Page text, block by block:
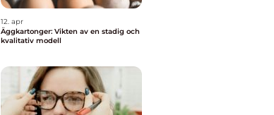
12. apr
Äggkartonger: Vikten av en stadig och
kvalitativ modell